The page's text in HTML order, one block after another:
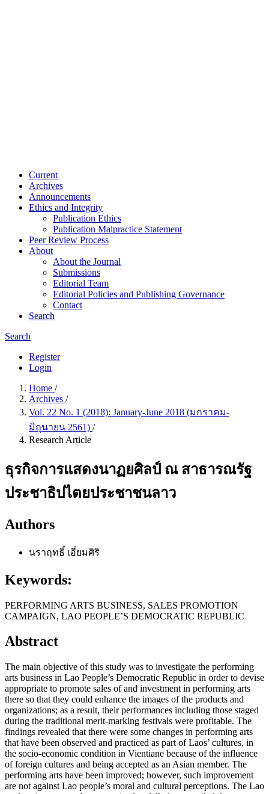
Current
Archives
Announcements
Ethics and Integrity
Publication Ethics
Publication Malpractice Statement
Peer Review Process
About
About the Journal
Submissions
Editorial Team
Editorial Policies and Publishing Governance
Contact
Search
Search
Register
Login
Home /
Archives /
Vol. 22 No. 1 (2018): January-June 2018 (มกราคม-
มิถุนายน 2561) /
Research Article
ธุรกิจการแสดงนาฏยศิลป์ ณ สาธารณรัฐ
ประชาธิปไตยประชาชนลาว
Authors
นราฤทธิ์ เอี่ยมศิริ
Keywords:
PERFORMING ARTS BUSINESS, SALES PROMOTION
CAMPAIGN, LAO PEOPLE’S DEMOCRATIC REPUBLIC
Abstract
The main objective of this study was to investigate the performing
arts business in Lao People’s Democratic Republic in order to devise
appropriate to promote sales of and investment in performing arts
there so that they could enhance the images of the products and
organizations; as a result, their performances including those staged
during the traditional merit-marking festivals were profitable. The
findings revealed that there were some changes in performing arts
that have been observed and practiced as part of Laos’ cultures, in
the socio-economic condition in Vientiane because of the influence
of foreign cultures and being accepted as an Asian member. The
performing arts have been improved; however, such improvement
are not against Lao people’s moral and cultural perceptions. The Lao